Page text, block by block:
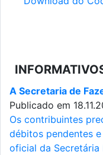
A Secretaria de
Publicado em
Os contribuintes
débitos pendentes
oficial da Secretária